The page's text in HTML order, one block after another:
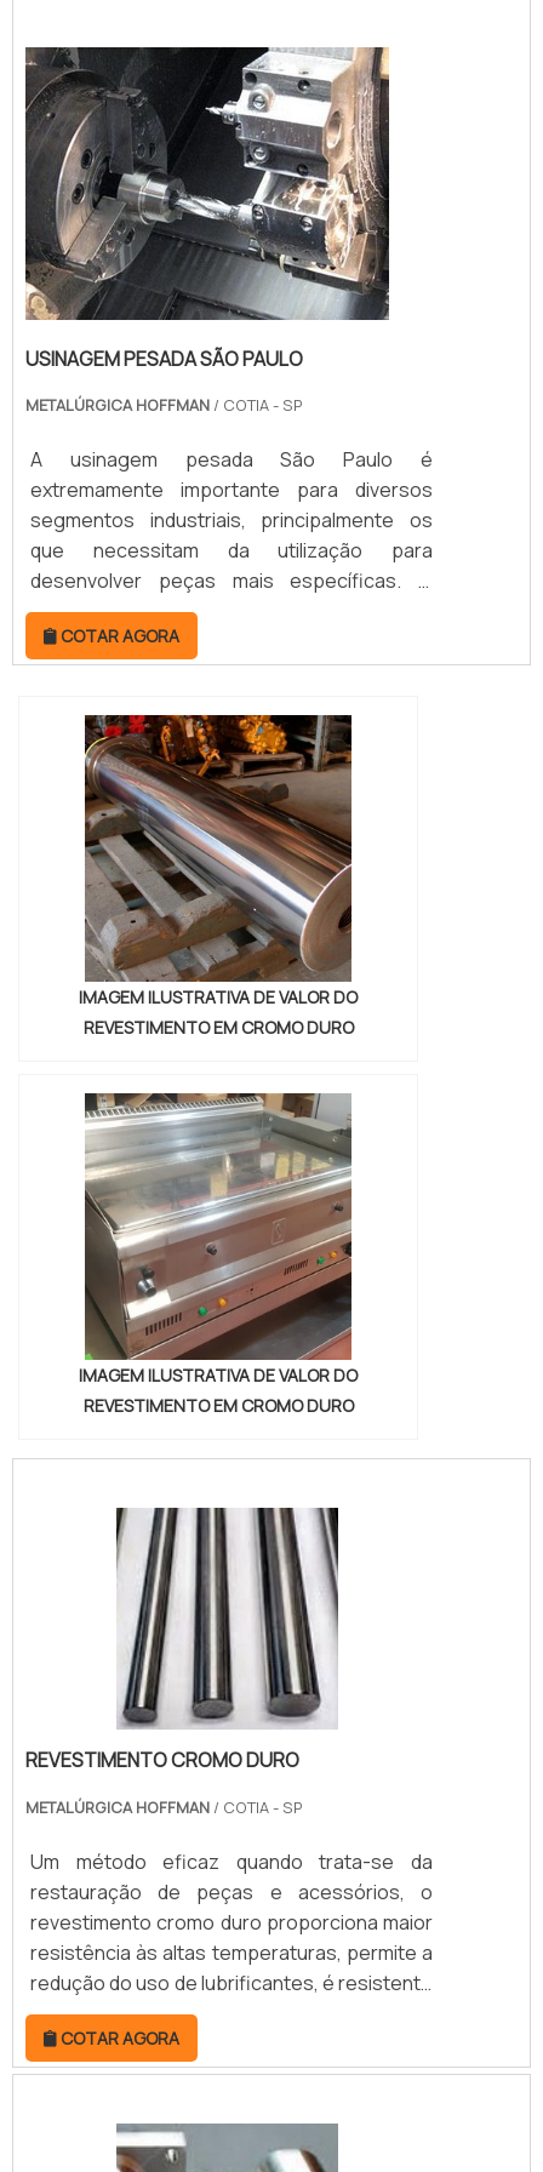
projetos detalhados, garantindo a entrega
de peças exclusivas e funcionais. MAIS
DETALHES S...
USINAGEM PESADA SÃO PAULO
METALÚRGICA HOFFMAN / COTIA - SP
A usinagem pesada São Paulo é
extremamente importante para diversos
segmentos industriais, principalmente os
que necessitam da utilização para
desenvolver peças mais específicas. O
serviço de usinagem é de importância
primordial. Por isso, é oferecido por
empresas terceirizadas. Estas, por vez,
capacitados e que podem desenvolver os
mais diferentes projetos. MAIS DETALHES
ACERCA DO SERVIÇOAs peças conf...
COTAR AGORA
IMAGEM ILUSTRATIVA DE VALOR DO
REVESTIMENTO EM CROMO DURO
IMAGEM ILUSTRATIVA DE VALOR DO
REVESTIMENTO EM CROMO DURO
REVESTIMENTO CROMO DURO
METALÚRGICA HOFFMAN / COTIA - SP
Um método eficaz quando trata-se da
restauração de peças e acessórios, o
revestimento cromo duro proporciona maior
resistência às altas temperaturas, permite a
redução do uso de lubrificantes, é resistente
à corrosão e, ainda, não gera tensões na
peça, contendo um baixo atrito
estático. Frequentemente solicitado por
revestimento de cromo duro é um processo
de eletrodeposição aplicado em peças para
COTAR AGORA